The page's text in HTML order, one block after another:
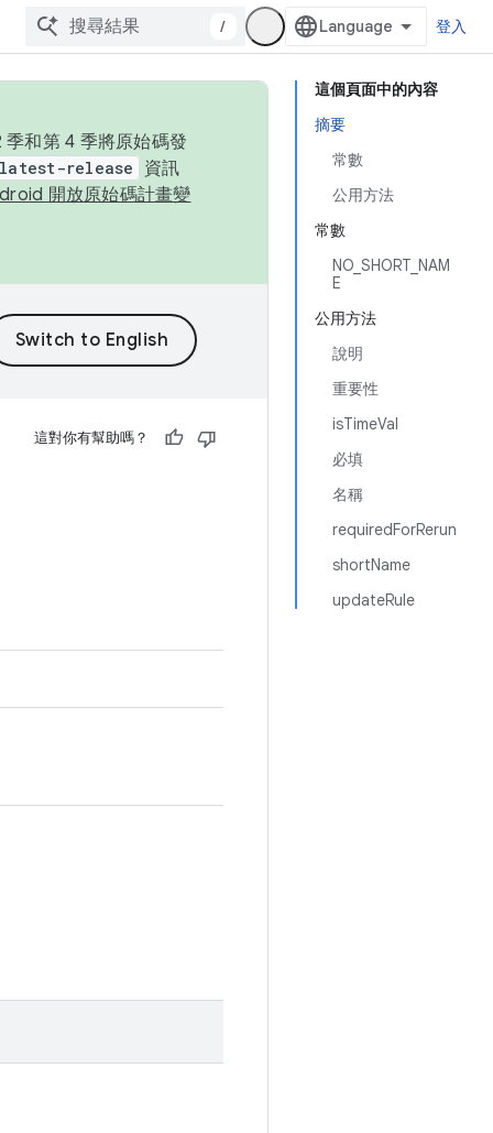
/ 登入
這個頁面中的內容
摘要
常數
公用方法
常數
NO_SHORT_NAM
E
公用方法
說明
重要性
isTimeVal
必填
名稱
requiredForRerun
shortName
updateRule
和第 4 季將原始碼發
release
資訊
開放原始碼計畫變
這對你有幫助嗎？